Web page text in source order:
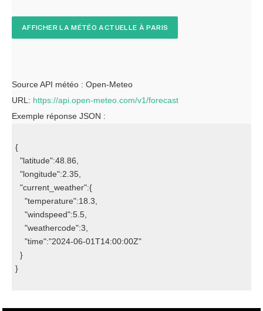
AFFICHER LA MÉTÉO ACTUELLE À PARIS
Source API météo : Open-Meteo
URL: https://api.open-meteo.com/v1/forecast
Exemple réponse JSON :
{
}